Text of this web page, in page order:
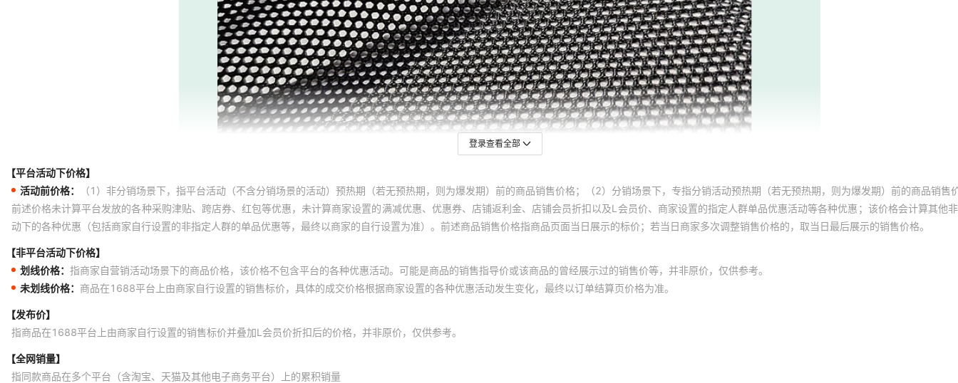
登录查看全部
【平台活动下价格】
活动前价格：
（1）非分销场景下，指平台活动（不含分销场景的活动）预热期（若无预热期，则为爆发期）前的商品销售价格；（2）分销场景下，专指分销活动预热期（若无预热期，则为爆发期）前的商品销售
前述价格未计算平台发放的各种采购津贴、跨店券、红包等优惠，未计算商家设置的满减优惠、优惠券、店铺返利金、店铺会员折扣以及L会员价、商家设置的指定人群单品优惠活动等各种优惠；该价格会计算其他
动下的各种优惠（包括商家自行设置的非指定人群的单品优惠等，最终以商家的自行设置为准）。前述商品销售价格指商品页面当日展示的标价；若当日商家多次调整销售价格的，取当日最后展示的销售价格。
【非平台活动下价格】
划线价格： 指商家自营销活动场景下的商品价格，该价格不包含平台的各种优惠活动。可能是商品的销售指导价或该商品的曾经展示过的销售价等，并非原价，仅供参考。
未划线价格： 商品在1688平台上由商家自行设置的销售标价，具体的成交价格根据商家设置的各种优惠活动发生变化，最终以订单结算页价格为准。
【发布价】
指商品在1688平台上由商家自行设置的销售标价并叠加L会员价折扣后的价格，并非原价，仅供参考。
【全网销量】
指同款商品在多个平台（含淘宝、天猫及其他电子商务平台）上的累积销量